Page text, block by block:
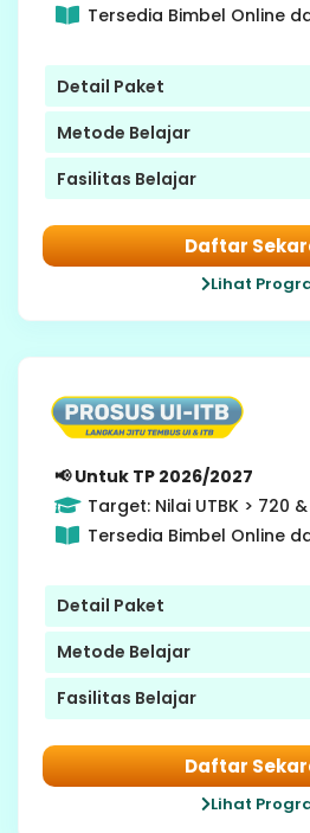
Tersedia Bimbel Online
Detail Paket
Metode Belajar
Fasilitas Belajar
Daftar
Lihat
📢 Untuk TP 2026/2027
Target: Nilai UTBK > 720
Tersedia Bimbel Online
Detail Paket
Metode Belajar
Fasilitas Belajar
Daftar
Lihat